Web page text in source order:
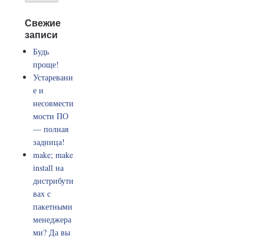
Свежие
записи
Будь
проще!
Устаревани
е и
несовмести
мости ПО
— полная
задница!
make; make
install на
дистрибути
вах с
пакетными
менеджера
ми? Да вы